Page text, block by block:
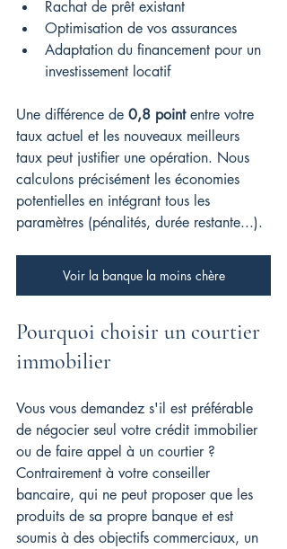
Rachat de prêt existant
Optimisation de vos assurances
Adaptation du financement pour un
investissement locatif
Une différence de 0,8 point entre votre
taux actuel et les nouveaux meilleurs
taux peut justifier une opération. Nous
calculons précisément les économies
potentielles en intégrant tous les
paramètres (pénalités, durée restante...).
Voir la banque la moins chère
Pourquoi choisir un courtier
immobilier
Vous vous demandez s'il est préférable
de négocier seul votre crédit immobilier
ou de faire appel à un courtier ?
Contrairement à votre conseiller
bancaire, qui ne peut proposer que les
produits de sa propre banque et est
soumis à des objectifs commerciaux, un